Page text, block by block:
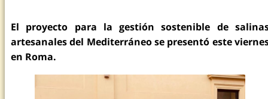
El proyecto para la gestión sostenible de
artesanales del Mediterráneo se presentó este
en Roma.